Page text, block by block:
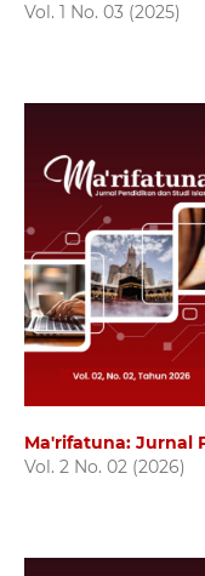
Vol. 1 No. 03 (2025)
Ma'rifatuna: Jurnal
Vol. 2 No. 02 (2026)